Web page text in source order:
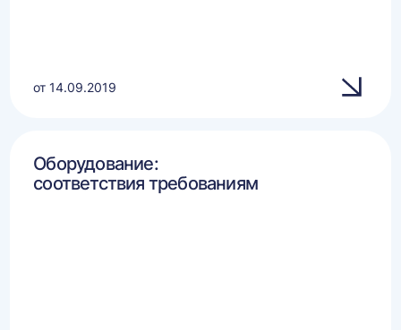
от 14.09.2019
Оборудование:
соответствия требованиям